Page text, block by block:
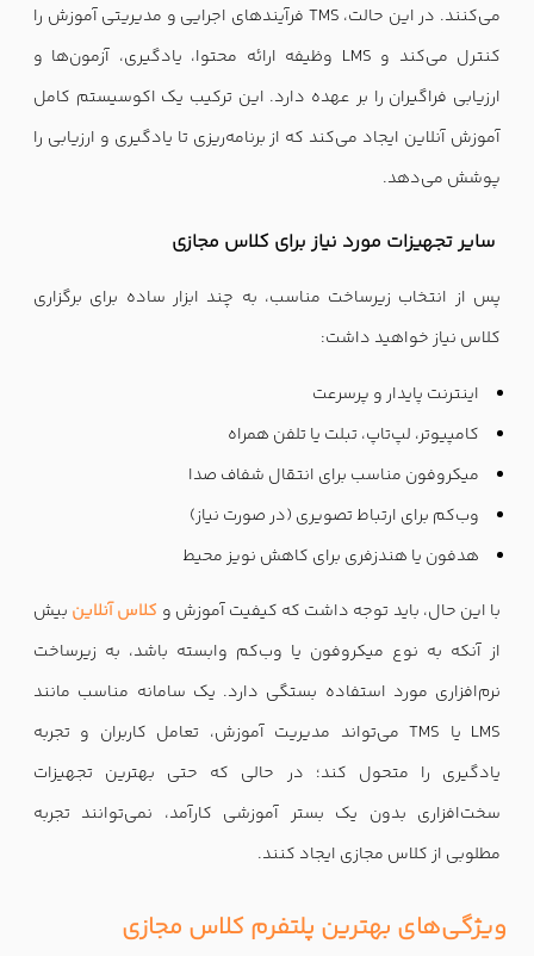
می‌کنند. در این حالت، TMS فرآیندهای اجرایی و مدیریتی آموزش را
کنترل می‌کند و LMS وظیفه ارائه محتوا، یادگیری، آزمون‌ها و
ارزیابی فراگیران را بر عهده دارد. این ترکیب یک اکوسیستم کامل
آموزش آنلاین ایجاد می‌کند که از برنامه‌ریزی تا یادگیری و ارزیابی را
پوشش می‌دهد.
سایر تجهیزات مورد نیاز برای کلاس مجازی
پس از انتخاب زیرساخت مناسب، به چند ابزار ساده برای برگزاری
کلاس نیاز خواهید داشت:
اینترنت پایدار و پرسرعت
کامپیوتر، لپ‌تاپ، تبلت یا تلفن همراه
میکروفون مناسب برای انتقال شفاف صدا
وب‌کم برای ارتباط تصویری (در صورت نیاز)
هدفون یا هندزفری برای کاهش نویز محیط
با این حال، باید توجه داشت که کیفیت آموزش و کلاس آنلاین بیش
از آنکه به نوع میکروفون یا وب‌کم وابسته باشد، به زیرساخت
نرم‌افزاری مورد استفاده بستگی دارد. یک سامانه مناسب مانند
LMS یا TMS می‌تواند مدیریت آموزش، تعامل کاربران و تجربه
یادگیری را متحول کند؛ در حالی که حتی بهترین تجهیزات
سخت‌افزاری بدون یک بستر آموزشی کارآمد، نمی‌توانند تجربه
مطلوبی از کلاس مجازی ایجاد کنند.
ویژگی‌های بهترین پلتفرم کلاس مجازی